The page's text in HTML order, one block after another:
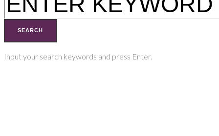
SEARCH
Input your search keywords and press Enter.